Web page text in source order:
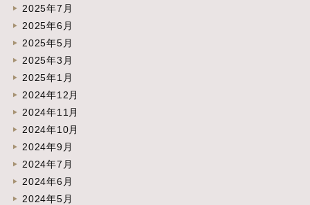
2025年7月
2025年6月
2025年5月
2025年3月
2025年1月
2024年12月
2024年11月
2024年10月
2024年9月
2024年7月
2024年6月
2024年5月